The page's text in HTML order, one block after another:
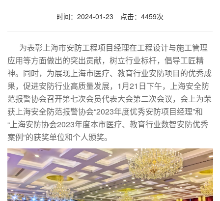
时间：2024-01-23 点击：4459次
为表彰上海市安防工程项目经理在工程设计与施工管理
应用等方面做出的突出贡献，树立行业标杆，倡导工匠精
神。同时，为展现上海市医疗、教育行业安防项目的优秀成
果，促进安防行业高质量发展，1月21日下午，上海安全防
范报警协会召开第七次会员代表大会第二次会议，会上为荣
获上海安全防范报警协会“2023年度优秀安防项目经理”和
“上海安防协会2023年度本市医疗、教育行业数智安防优秀
案例”的获奖单位和个人颁奖。